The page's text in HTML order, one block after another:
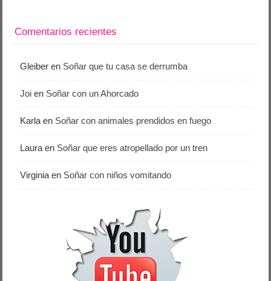
Comentarios recientes
Gleiber en Soñar que tu casa se derrumba
Joi en Soñar con un Ahorcado
Karla en Soñar con animales prendidos en fuego
Laura en Soñar que eres atropellado por un tren
Virginia en Soñar con niños vomitando